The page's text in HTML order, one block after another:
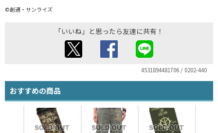
©創通・サンライズ
「いいね」と思ったら友達に共有！
4531894481706 / 0202-440
おすすめの商品